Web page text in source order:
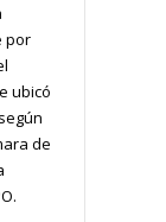
por
ubicó
de